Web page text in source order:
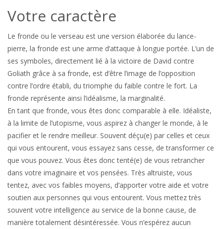
Votre caractère
Le fronde ou le verseau est une version élaborée du lance-
pierre, la fronde est une arme d’attaque à longue portée. L’un de
ses symboles, directement lié à la victoire de David contre
Goliath grâce à sa fronde, est d’être l’image de l’opposition
contre l’ordre établi, du triomphe du faible contre le fort. La
fronde représente ainsi l’idéalisme, la marginalité.
En tant que fronde, vous êtes donc comparable à elle. Idéaliste,
à la limite de l’utopisme, vous aspirez à changer le monde, à le
pacifier et le rendre meilleur. Souvent déçu(e) par celles et ceux
qui vous entourent, vous essayez sans cesse, de transformer ce
que vous pouvez. Vous êtes donc tenté(e) de vous retrancher
dans votre imaginaire et vos pensées. Très altruiste, vous
tentez, avec vos faibles moyens, d’apporter votre aide et votre
soutien aux personnes qui vous entourent. Vous mettez très
souvent votre intelligence au service de la bonne cause, de
manière totalement désintéressée. Vous n’espérez aucun